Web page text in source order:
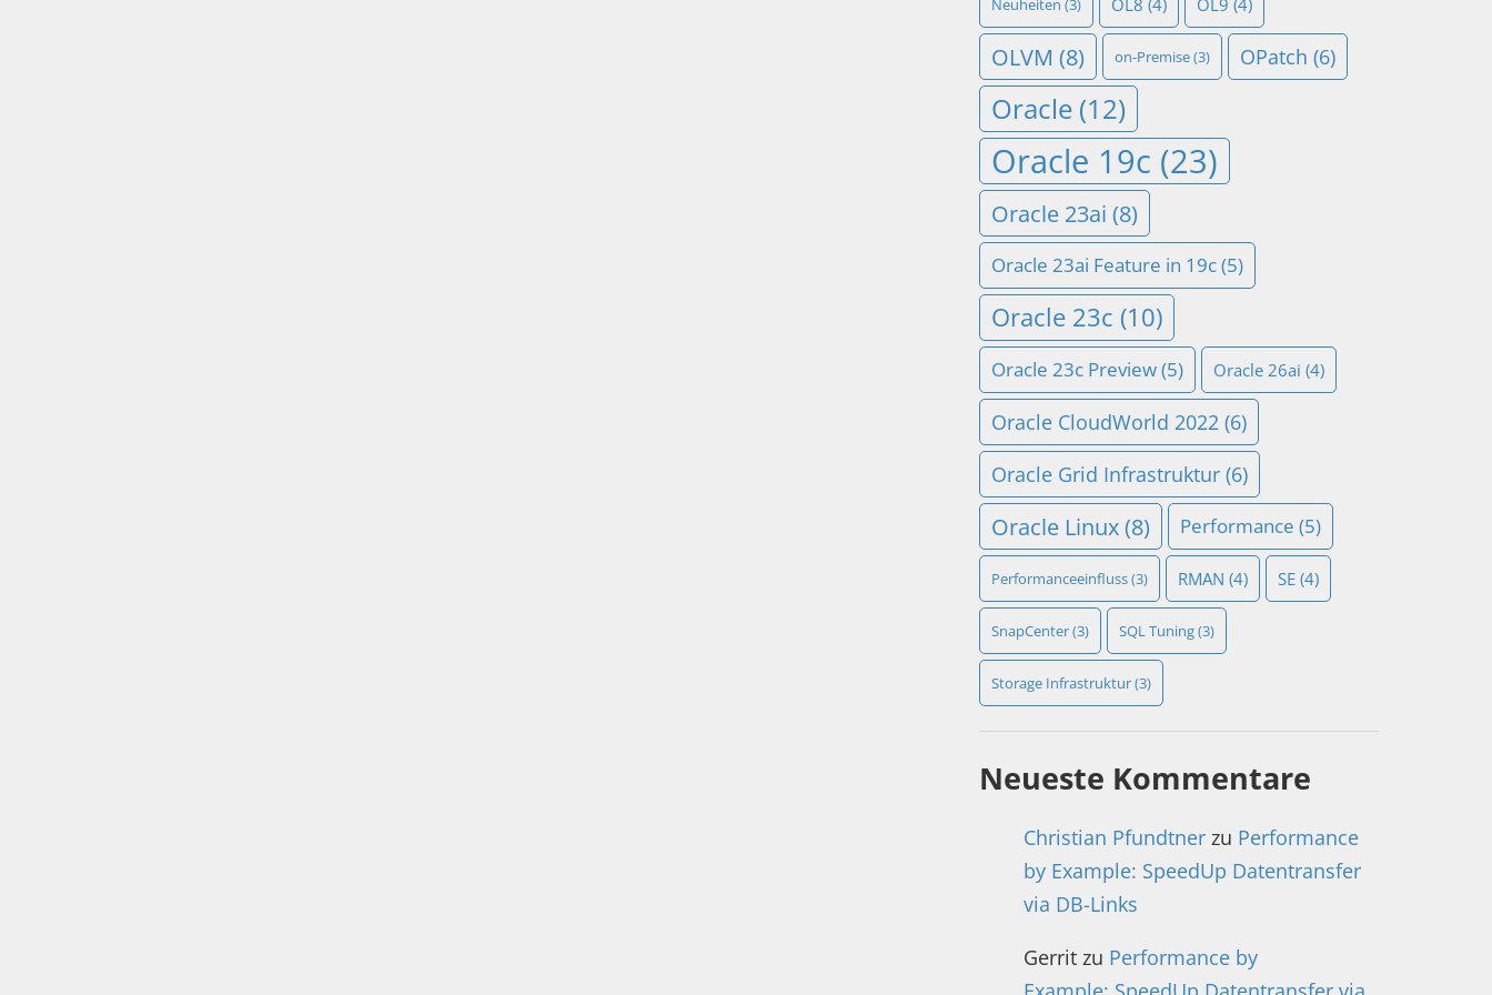
Neuheiten (3) OL8 (4) OL9 (4)
OLVM (8) on-Premise(3) OPatch (6)
Oracle (12)
Oracle 19c (23)
Oracle 23ai (8)
Oracle 23ai Feature in 19c(5)
Oracle 23c (10)
Oracle 23c Preview(5) Oracle 26ai (4)
Oracle CloudWorld 2022 (6)
Oracle Grid Infrastruktur (6)
Oracle Linux(8) Performance (5)
Performanceeinfluss(3) RMAN (4) SE (4)
SnapCenter(3) SQL Tuning(3)
Storage Infrastruktur(3)
Neueste Kommentare
Christian Pfundtner zu Performance
by Example: SpeedUp Datentransfer
via DB-Links
Gerrit zu Performance by